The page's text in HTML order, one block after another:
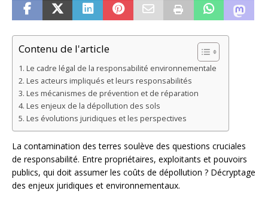
Contenu de l'article
Le cadre légal de la responsabilité environnementale
Les acteurs impliqués et leurs responsabilités
Les mécanismes de prévention et de réparation
Les enjeux de la dépollution des sols
Les évolutions juridiques et les perspectives
La contamination des terres soulève des questions cruciales
de responsabilité. Entre propriétaires, exploitants et pouvoirs
publics, qui doit assumer les coûts de dépollution ? Décryptage
des enjeux juridiques et environnementaux.